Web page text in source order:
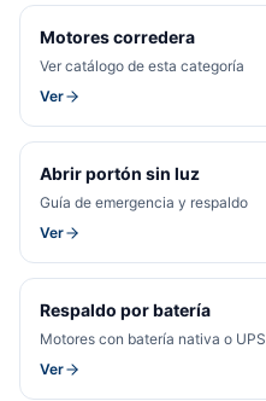
Motores corredera
Ver catálogo de esta categoría
Ver
Abrir portón sin luz
Guía de emergencia y respaldo
Ver
Respaldo por batería
Motores con batería nativa o UPS
Ver